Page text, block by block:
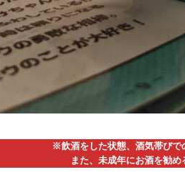
※飲酒をした状態、酒気帯びで
また、未成年にお酒を勧め